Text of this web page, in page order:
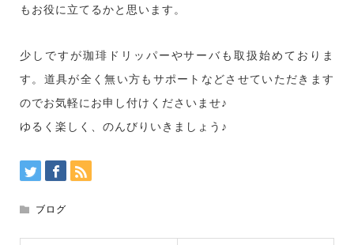
もお役に立てるかと思います。
少しですが珈琲ドリッパーやサーバも取扱始めておりま
す。道具が全く無い方もサポートなどさせていただきます
のでお気軽にお申し付けくださいませ♪
ゆるく楽しく、のんびりいきましょう♪
ブログ